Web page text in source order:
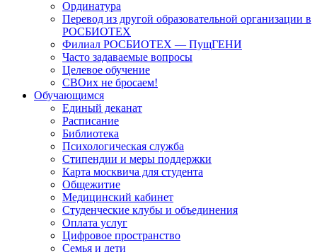
Ординатура
Перевод из другой образовательной организации в
РОСБИОТЕХ
Филиал РОСБИОТЕХ — ПущГЕНИ
Часто задаваемые вопросы
Целевое обучение
СВОих не бросаем!
Обучающимся
Единый деканат
Расписание
Библиотека
Психологическая служба
Стипендии и меры поддержки
Карта москвича для студента
Общежитие
Медицинский кабинет
Студенческие клубы и объединения
Оплата услуг
Цифровое пространство
Семья и дети